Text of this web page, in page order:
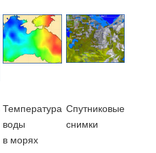
Температура
воды
в морях
Cпутниковые
снимки